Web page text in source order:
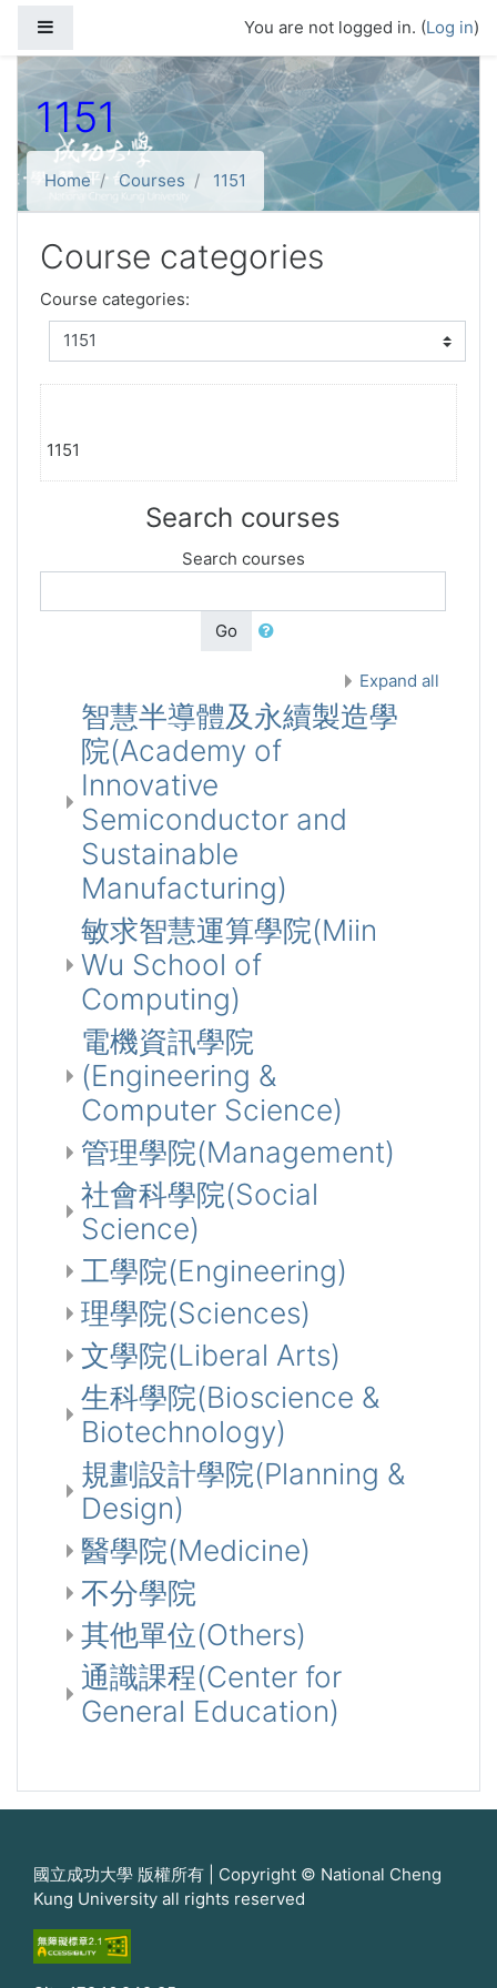
You are not logged in. (Log in)
1151
Home Courses 1151
Course categories
Course categories:
1151
Search courses
Search courses
Go
Expand all
智慧半導體及永續製造學
院(Academy of
Innovative
Semiconductor and
Sustainable
Manufacturing)
敏求智慧運算學院(Miin
Wu School of
Computing)
電機資訊學院
(Engineering &
Computer Science)
管理學院(Management)
社會科學院(Social
Science)
工學院(Engineering)
理學院(Sciences)
文學院(Liberal Arts)
生科學院(Bioscience &
Biotechnology)
規劃設計學院(Planning &
Design)
醫學院(Medicine)
不分學院
其他單位(Others)
通識課程(Center for
General Education)
國立成功大學 版權所有 | Copyright © National Cheng
Kung University all rights reserved